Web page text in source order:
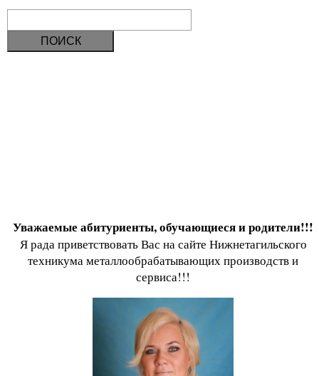
Уважаемые абитуриенты, обучающиеся и родители!!!
Я рада приветствовать Вас на сайте Нижнетагильского
техникума металлообрабатывающих производств и
сервиса!!!